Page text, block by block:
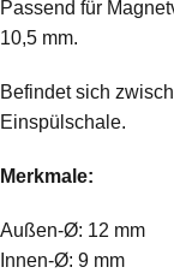
Passend für
10,5 mm.
Befindet sich
Einspülschale.
Merkmale:
Außen-Ø: 12 mm
Innen-Ø: 9 mm